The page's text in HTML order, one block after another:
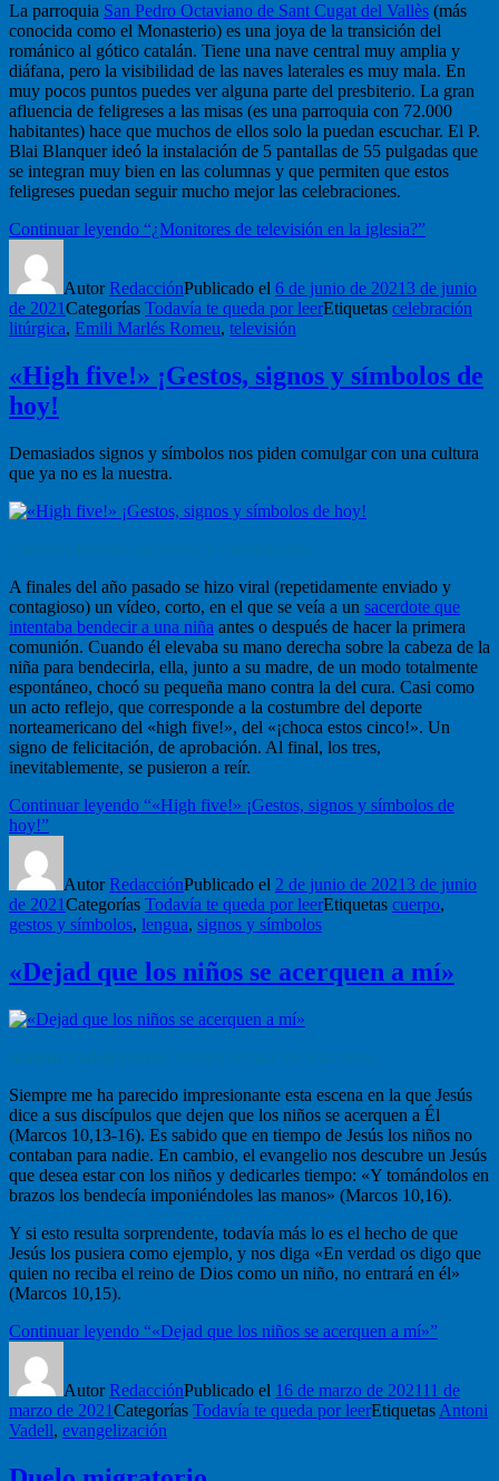
La parroquia San Pedro Octaviano de Sant Cugat del Vallès (más
conocida como el Monasterio) es una joya de la transición del
románico al gótico catalán. Tiene una nave central muy amplia y
diáfana, pero la visibilidad de las naves laterales es muy mala. En
muy pocos puntos puedes ver alguna parte del presbiterio. La gran
afluencia de feligreses a las misas (es una parroquia con 72.000
habitantes) hace que muchos de ellos solo la puedan escuchar. El P.
Blai Blanquer ideó la instalación de 5 pantallas de 55 pulgadas que
se integran muy bien en las columnas y que permiten que estos
feligreses puedan seguir mucho mejor las celebraciones.
Continuar leyendo “¿Monitores de televisión en la iglesia?”
AutorRedacciónPublicado el 6 de junio de 20213 de junio
de 2021Categorías Todavía te queda por leerEtiquetas celebración
litúrgica, Emili Marlés Romeu, televisión
«High five!» ¡Gestos, signos y símbolos de
hoy!
Demasiados signos y símbolos nos piden comulgar con una cultura
que ya no es la nuestra.
A finales del año pasado se hizo viral (repetidamente enviado y
contagioso) un vídeo, corto, en el que se veía a un sacerdote que
intentaba bendecir a una niña antes o después de hacer la primera
comunión. Cuando él elevaba su mano derecha sobre la cabeza de la
niña para bendecirla, ella, junto a su madre, de un modo totalmente
espontáneo, chocó su pequeña mano contra la del cura. Casi como
un acto reflejo, que corresponde a la costumbre del deporte
norteamericano del «high five!», del «¡choca estos cinco!». Un
signo de felicitación, de aprobación. Al final, los tres,
inevitablemente, se pusieron a reír.
Continuar leyendo “«High five!» ¡Gestos, signos y símbolos de
hoy!”
AutorRedacciónPublicado el 2 de junio de 20213 de junio
de 2021Categorías Todavía te queda por leerEtiquetas cuerpo,
gestos y símbolos, lengua, signos y símbolos
«Dejad que los niños se acerquen a mí»
Siempre me ha parecido impresionante esta escena en la que Jesús
dice a sus discípulos que dejen que los niños se acerquen a Él
(Marcos 10,13-16). Es sabido que en tiempo de Jesús los niños no
contaban para nadie. En cambio, el evangelio nos descubre un Jesús
que desea estar con los niños y dedicarles tiempo: «Y tomándolos en
brazos los bendecía imponiéndoles las manos» (Marcos 10,16).
Y si esto resulta sorprendente, todavía más lo es el hecho de que
Jesús los pusiera como ejemplo, y nos diga «En verdad os digo que
quien no reciba el reino de Dios como un niño, no entrará en él»
(Marcos 10,15).
Continuar leyendo “«Dejad que los niños se acerquen a mí»”
AutorRedacciónPublicado el 16 de marzo de 202111 de
marzo de 2021Categorías Todavía te queda por leerEtiquetas Antoni
Vadell, evangelización